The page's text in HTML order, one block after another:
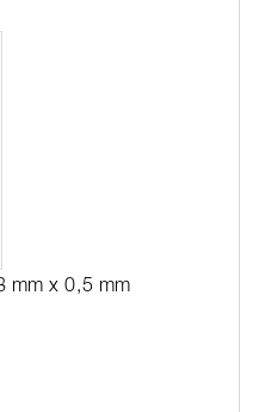
mm x 0,5 mm